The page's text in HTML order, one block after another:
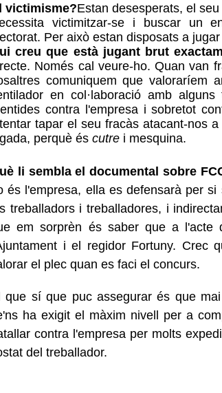
victimisme?Estan desesperats, el
victimitzar-se i buscar un
Per això estan disposats a
creu que està jugant brut
Només cal veure-ho. Quan van
comuniquem que
en col·laboració amb
contra l'empresa i sobretot
tapar el seu fracàs atacant-nos
perquè és cutre i mesquina.
li sembla el documental sobre
és l'empresa, ella es defensarà per
treballadors i treballadores, i
em sorprèn és saber que a
i el regidor Fortuny. Crec
el plec quan es faci el concurs.
que sí que puc assegurar és que
ha exigit el màxim nivell per a
contra l'empresa per molts
del treballador.